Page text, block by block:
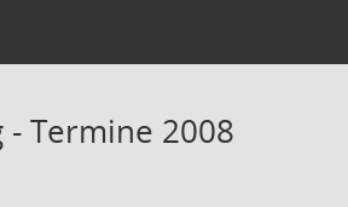
Termine 2008